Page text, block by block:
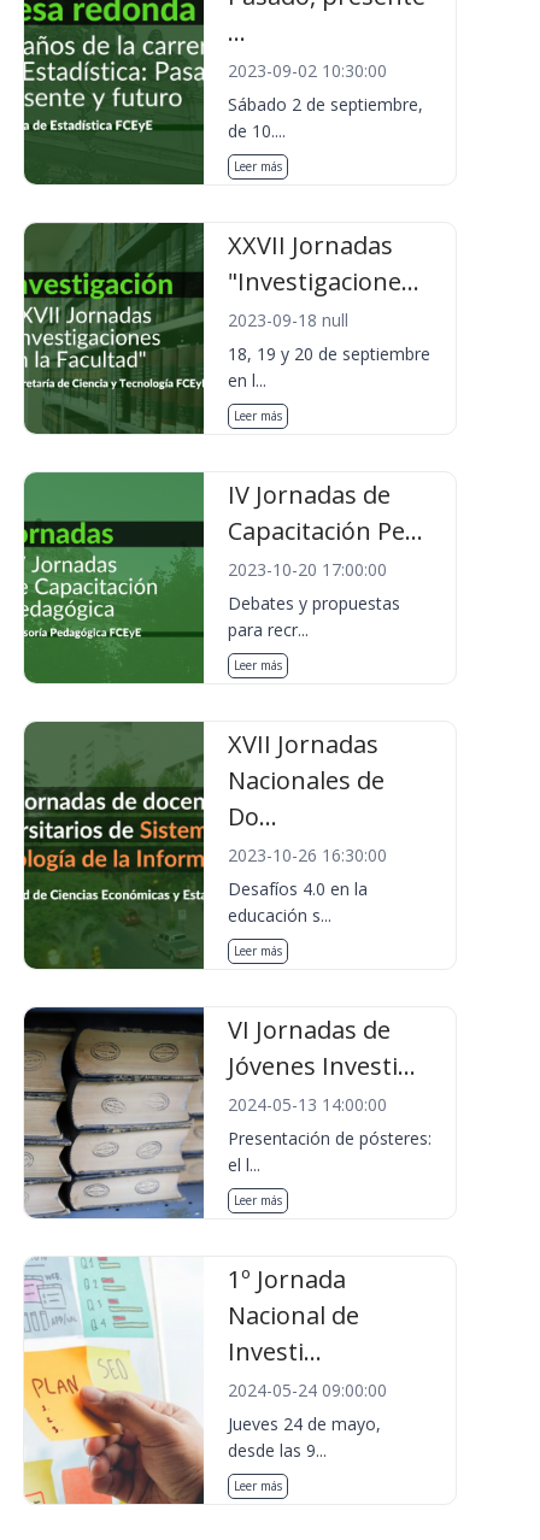
...
2023-09-02 10:30:00
Sábado 2 de septiembre,
de 10....
Leer más
XXVII Jornadas
"Investigacione...
2023-09-18 null
18, 19 y 20 de septiembre
en l...
Leer más
IV Jornadas de
Capacitación Pe...
2023-10-20 17:00:00
Debates y propuestas
para recr...
Leer más
XVII Jornadas
Nacionales de
Do...
2023-10-26 16:30:00
Desafíos 4.0 en la
educación s...
Leer más
VI Jornadas de
Jóvenes Investi...
2024-05-13 14:00:00
Presentación de pósteres:
el l...
Leer más
1º Jornada
Nacional de
Investi...
2024-05-24 09:00:00
Jueves 24 de mayo,
desde las 9...
Leer más